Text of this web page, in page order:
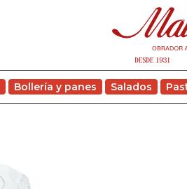
Bollería y panes Salados